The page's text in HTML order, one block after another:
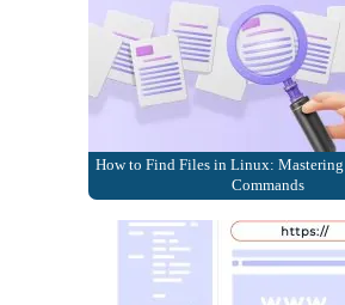
How to Find Files in Linux: Mastering
Commands